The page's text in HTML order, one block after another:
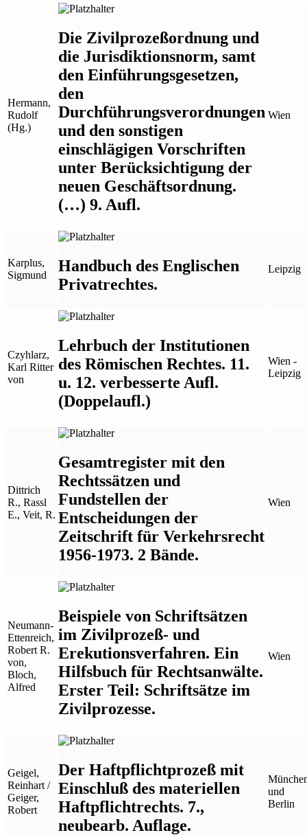
Hermann,
Rudolf
(Hg.)
Die Zivilprozeßordnung und
die Jurisdiktionsnorm, samt
den Einführungsgesetzen,
den
Durchführungsverordnungen
und den sonstigen
einschlägigen Vorschriften
unter Berücksichtigung der
neuen Geschäftsordnung.
(…) 9. Aufl.
Wien
Karplus,
Sigmund
Handbuch des Englischen
Privatrechtes.
Leipzig
Czyhlarz,
Karl Ritter
von
Lehrbuch der Institutionen
des Römischen Rechtes. 11.
u. 12. verbesserte Aufl.
(Doppelaufl.)
Wien -
Leipzig
Dittrich
R., Rassl
E., Veit, R.
Gesamtregister mit den
Rechtssätzen und
Fundstellen der
Entscheidungen der
Zeitschrift für Verkehrsrecht
1956-1973. 2 Bände.
Wien
Neumann-
Ettenreich,
Robert R.
von,
Bloch,
Alfred
Beispiele von Schriftsätzen
im Zivilprozeß- und
Erekutionsverfahren. Ein
Hilfsbuch für Rechtsanwälte.
Erster Teil: Schriftsätze im
Zivilprozesse.
Wien
Geigel,
Reinhart /
Geiger,
Robert
Der Haftpflichtprozeß mit
Einschluß des materiellen
Haftpflichtrechts. 7.,
neubearb. Auflage.
und
Berlin